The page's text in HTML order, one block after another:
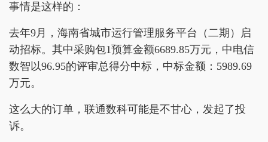
事情是这样的：
去年9月，海南省城市运行管理服务平台（二期）启
动招标。其中采购包1预算金额6689.85万元，中电信
数智以96.95的评审总得分中标，中标金额：5989.69
万元。
这么大的订单，联通数科可能是不甘心，发起了投
诉。